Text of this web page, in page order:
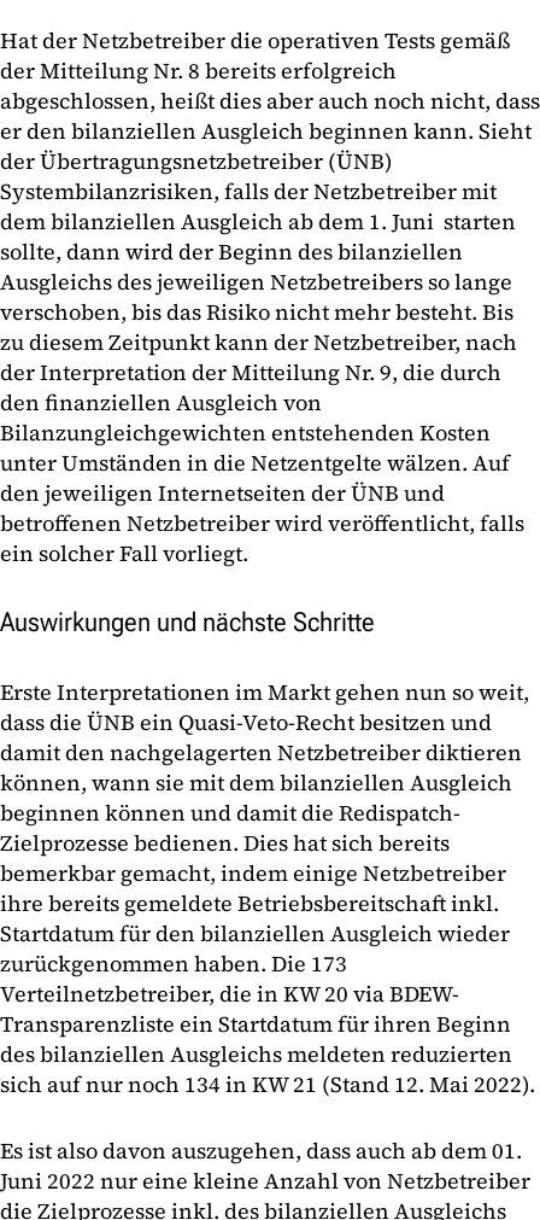
Hat der Netzbetreiber die operativen Tests gemäß
der Mitteilung Nr. 8 bereits erfolgreich
abgeschlossen, heißt dies aber auch noch nicht, dass
er den bilanziellen Ausgleich beginnen kann. Sieht
der Übertragungsnetzbetreiber (ÜNB)
Systembilanzrisiken, falls der Netzbetreiber mit
dem bilanziellen Ausgleich ab dem 1. Juni starten
sollte, dann wird der Beginn des bilanziellen
Ausgleichs des jeweiligen Netzbetreibers so lange
verschoben, bis das Risiko nicht mehr besteht. Bis
zu diesem Zeitpunkt kann der Netzbetreiber, nach
der Interpretation der Mitteilung Nr. 9, die durch
den finanziellen Ausgleich von
Bilanzungleichgewichten entstehenden Kosten
unter Umständen in die Netzentgelte wälzen. Auf
den jeweiligen Internetseiten der ÜNB und
betroffenen Netzbetreiber wird veröffentlicht, falls
ein solcher Fall vorliegt.
Auswirkungen und nächste Schritte
Erste Interpretationen im Markt gehen nun so weit,
dass die ÜNB ein Quasi-Veto-Recht besitzen und
damit den nachgelagerten Netzbetreiber diktieren
können, wann sie mit dem bilanziellen Ausgleich
beginnen können und damit die Redispatch-
Zielprozesse bedienen. Dies hat sich bereits
bemerkbar gemacht, indem einige Netzbetreiber
ihre bereits gemeldete Betriebsbereitschaft inkl.
Startdatum für den bilanziellen Ausgleich wieder
zurückgenommen haben. Die 173
Verteilnetzbetreiber, die in KW 20 via BDEW-
Transparenzliste ein Startdatum für ihren Beginn
des bilanziellen Ausgleichs meldeten reduzierten
sich auf nur noch 134 in KW 21 (Stand 12. Mai 2022).
Es ist also davon auszugehen, dass auch ab dem 01.
Juni 2022 nur eine kleine Anzahl von Netzbetreiber
die Zielprozesse inkl. des bilanziellen Ausgleichs